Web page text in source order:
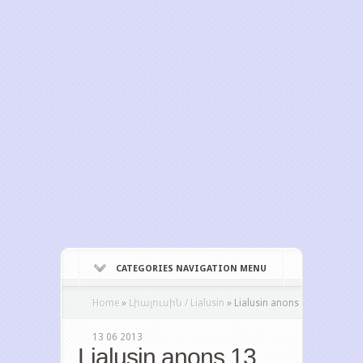
CATEGORIES NAVIGATION MENU
Home » Լիալուսին / Lialusin » Lialusin anons
13 06 2013
Lialusin anons 13